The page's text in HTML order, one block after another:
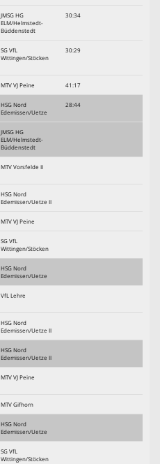
JMSG HG
ELM/Helmstedt-
Büddenstedt
30:34
SG VfL
Wittingen/Stöcken
30:29
MTV VJ Peine 41:17
HSG Nord
Edemissen/Uetze
28:44
JMSG HG
ELM/Helmstedt-
Büddenstedt
MTV Vorsfelde II
HSG Nord
Edemissen/Uetze II
MTV VJ Peine
SG VfL
Wittingen/Stöcken
HSG Nord
Edemissen/Uetze
VfL Lehre
HSG Nord
Edemissen/Uetze II
HSG Nord
Edemissen/Uetze II
MTV VJ Peine
MTV Gifhorn
HSG Nord
Edemissen/Uetze
SG VfL
Wittingen/Stöcken